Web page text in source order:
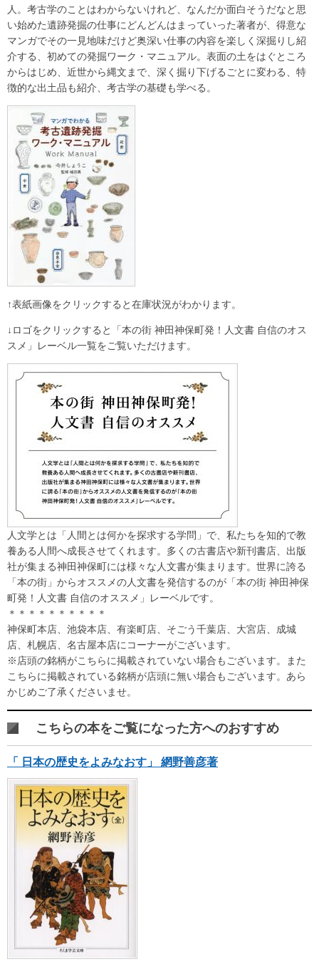
人。考古学のことはわからないけれど、なんだか面白そうだなと思
い始めた遺跡発掘の仕事にどんどんはまっていった著者が、得意な
マンガでその一見地味だけど奥深い仕事の内容を楽しく深掘りし紹
介する、初めての発掘ワーク・マニュアル。表面の土をはぐところ
からはじめ、近世から縄文まで、深く掘り下げるごとに変わる、特
徴的な出土品も紹介、考古学の基礎も学べる。
↑表紙画像をクリックすると在庫状況がわかります。
↓ロゴをクリックすると「本の街 神田神保町発！人文書 自信のオス
スメ」レーベル一覧をご覧いただけます。
人文学とは「人間とは何かを探求する学問」で、私たちを知的で教
養ある人間へ成長させてくれます。多くの古書店や新刊書店、出版
社が集まる神田神保町には様々な人文書が集まります。世界に誇る
「本の街」からオススメの人文書を発信するのが「本の街 神田神保
町発！人文書 自信のオススメ」レーベルです。
＊＊＊＊＊＊＊＊＊＊
神保町本店、池袋本店、有楽町店、そごう千葉店、大宮店、成城
店、札幌店、名古屋本店にコーナーがございます。
※店頭の銘柄がこちらに掲載されていない場合もございます。また
こちらに掲載されている銘柄が店頭に無い場合もございます。あら
かじめご了承くださいませ。
こちらの本をご覧になった方へのおすすめ
「 日本の歴史をよみなおす」 網野善彦著